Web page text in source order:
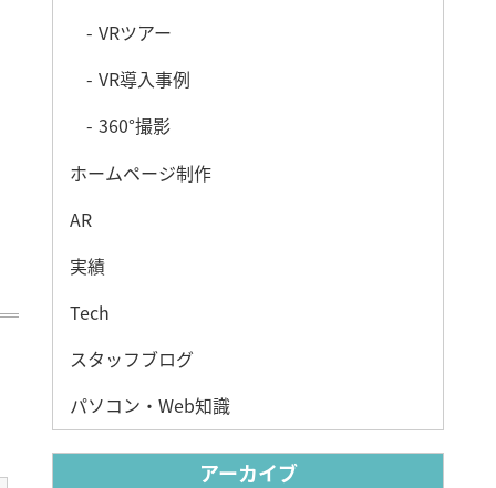
VRツアー
VR導入事例
360°撮影
ホームページ制作
AR
実績
Tech
スタッフブログ
パソコン・Web知識
アーカイブ